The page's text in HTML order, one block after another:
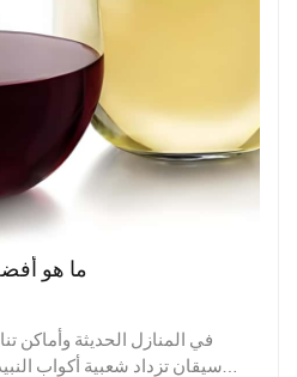
ما هو
في المنازل الحديثة وأماكن
سيقان تزداد شعبية أكواب